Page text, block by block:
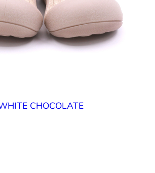
CHOCOLATE